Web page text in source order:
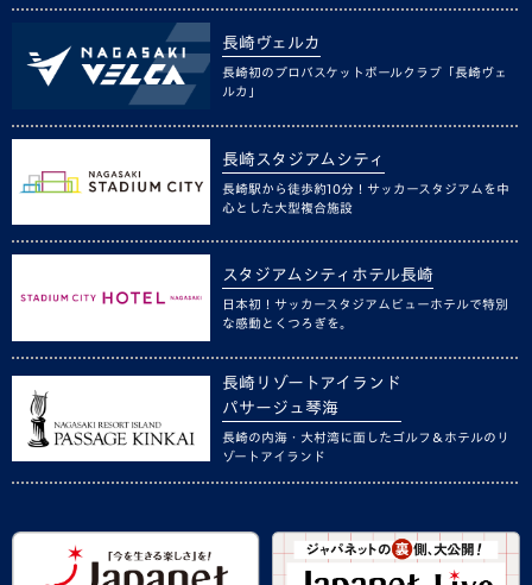
長崎ヴェルカ
長崎初のプロバスケットボールクラブ「長崎ヴェ
ルカ」
長崎スタジアムシティ
長崎駅から徒歩約10分！サッカースタジアムを中
心とした大型複合施設
スタジアムシティホテル長崎
日本初！サッカースタジアムビューホテルで特別
な感動とくつろぎを。
長崎リゾートアイランド
パサージュ琴海
長崎の内海・大村湾に面したゴルフ＆ホテルのリ
ゾートアイランド